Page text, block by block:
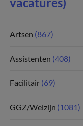
Artsen (867)
Assistenten (408)
Facilitair (69)
GGZ/Welzijn (1081)